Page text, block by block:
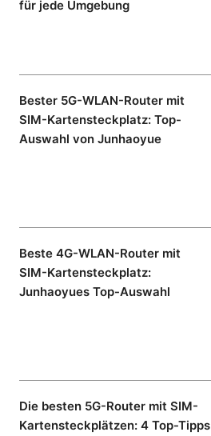
für jede Umgebung
Bester 5G-WLAN-Router mit
SIM-Kartensteckplatz: Top-
Auswahl von Junhaoyue
Beste 4G-WLAN-Router mit
SIM-Kartensteckplatz:
Junhaoyues Top-Auswahl
Die besten 5G-Router mit SIM-
Kartensteckplätzen: 4 Top-Tipps